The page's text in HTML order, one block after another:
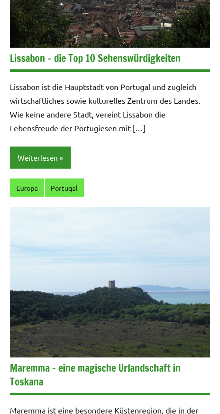
Lissabon – die Top 10 Sehenswürdigkeiten
Lissabon ist die Hauptstadt von Portugal und zugleich
wirtschaftliches sowie kulturelles Zentrum des Landes.
Wie keine andere Stadt, vereint Lissabon die
Lebensfreude der Portugiesen mit […]
Weiterlesen
Europa Portugal
Maremma – eine magische Urlandschaft in
Toskana
Maremma ist eine besondere Küstenregion, die in der